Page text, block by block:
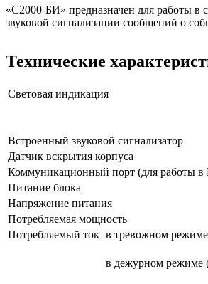
«С2000-БИ» предназначен для работы
звуковой сигнализации сообщений о
Технические
Световая индикация
Встроенный звуковой сигнализатор
Датчик вскрытия корпуса
Коммуникационный порт (для работы
Питание блока
Напряжение питания
Потребляемая мощность
Потребляемый ток в тревожном режиме
в дежурном режиме